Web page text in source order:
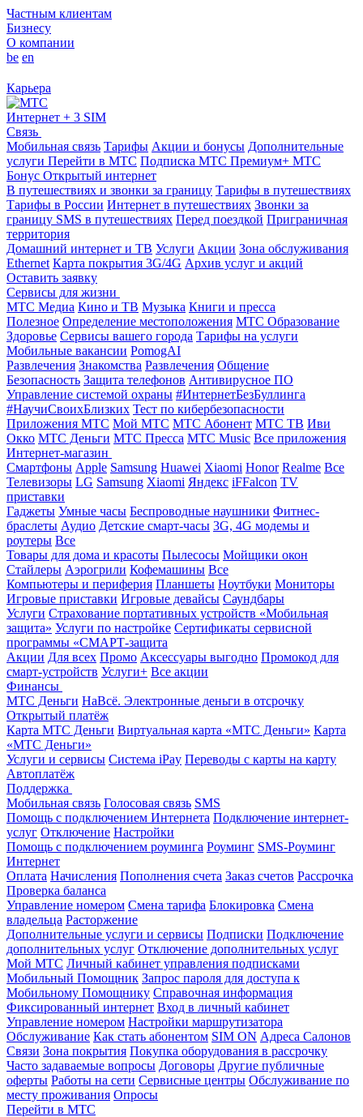
Частным клиентам
Бизнесу
О компании
be en
Карьера
Интернет + 3 SIM
Связь
Мобильная связь Тарифы Акции и бонусы Дополнительные
услуги Перейти в МТС Подписка МТС Премиум+ МТС
Бонус Открытый интернет
В путешествиях и звонки за границу Тарифы в путешествиях
Тарифы в России Интернет в путешествиях Звонки за
границу SMS в путешествиях Перед поездкой Приграничная
территория
Домашний интернет и ТВ Услуги Акции Зона обслуживания
Ethernet Карта покрытия 3G/4G Архив услуг и акций
Оставить заявку
Сервисы для жизни
МТС Медиа Кино и ТВ Музыка Книги и пресса
Полезное Определение местоположения МТС Образование
Здоровье Сервисы вашего города Тарифы на услуги
Мобильные вакансии PomogAI
Развлечения Знакомства Развлечения Общение
Безопасность Защита телефонов Антивирусное ПО
Управление системой охраны #ИнтернетБезБуллинга
#НаучиСвоихБлизких Тест по кибербезопасности
Приложения МТС Мой МТС МТС Абонент МТС ТВ Иви
Окко МТС Деньги МТС Пресса МТС Music Все приложения
Интернет-магазин
Смартфоны Apple Samsung Huawei Xiaomi Honor Realme Все
Телевизоры LG Samsung Xiaomi Яндекс iFFalcon TV
приставки
Гаджеты Умные часы Беспроводные наушники Фитнес-
браслеты Аудио Детские смарт-часы 3G, 4G модемы и
роутеры Все
Товары для дома и красоты Пылесосы Мойщики окон
Стайлеры Аэрогрили Кофемашины Все
Компьютеры и периферия Планшеты Ноутбуки Мониторы
Игровые приставки Игровые девайсы Саундбары
Услуги Страхование портативных устройств «Мобильная
защита» Услуги по настройке Сертификаты сервисной
программы «СМАРТ-защита
Акции Для всех Промо Аксессуары выгодно Промокод для
смарт-устройств Услуги+ Все акции
Финансы
МТС Деньги НаВсё. Электронные деньги в отсрочку
Открытый платёж
Карта МТС Деньги Виртуальная карта «МТС Деньги» Карта
«МТС Деньги»
Услуги и сервисы Система iPay Переводы с карты на карту
Автоплатёж
Поддержка
Мобильная связь Голосовая связь SMS
Помощь с подключением Интернета Подключение интернет-
услуг Отключение Настройки
Помощь с подключением роуминга Роуминг SMS-Роуминг
Интернет
Оплата Начисления Пополнения счета Заказ счетов Рассрочка
Проверка баланса
Управление номером Смена тарифа Блокировка Смена
владельца Расторжение
Дополнительные услуги и сервисы Подписки Подключение
дополнительных услуг Отключение дополнительных услуг
Мой МТС Личный кабинет управления подписками
Мобильный Помощник Запрос пароля для доступа к
Мобильному Помощнику Справочная информация
Фиксированный интернет Вход в личный кабинет
Управление номером Настройки маршрутизатора
Обслуживание Как стать абонентом SIM ON Адреса Салонов
Связи Зона покрытия Покупка оборудования в рассрочку
Часто задаваемые вопросы Договоры Другие публичные
оферты Работы на сети Сервисные центры Обслуживание по
месту проживания Опросы
Перейти в МТС